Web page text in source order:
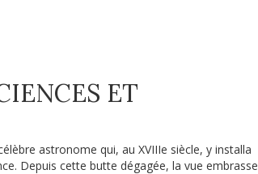
ET
astronome qui, au XVIIIe siècle, y installa
Depuis cette butte dégagée, la vue embrasse